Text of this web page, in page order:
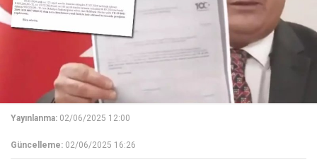
Yayınlanma: 02/06/2025 12:00
Güncelleme: 02/06/2025 16:26